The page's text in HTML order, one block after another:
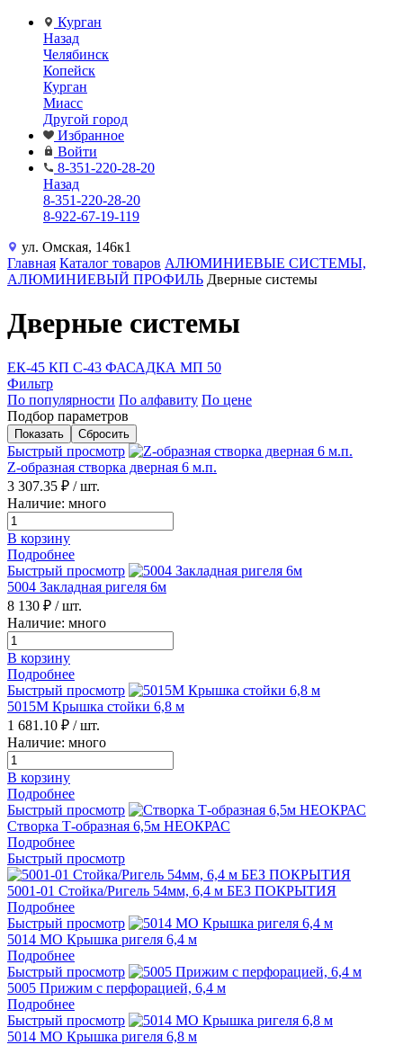
Курган
Назад
Челябинск
Копейск
Курган
Миасс
Другой город
Избранное
Войти
8-351-220-28-20
Назад
8-351-220-28-20
8-922-67-19-119
ул. Омская, 146к1
Главная Каталог товаров АЛЮМИНИЕВЫЕ СИСТЕМЫ,
АЛЮМИНИЕВЫЙ ПРОФИЛЬ Дверные системы
Дверные системы
ЕК-45 КП С-43 ФАСАДКА МП 50
Фильтр
По популярности По алфавиту По цене
Подбор параметров
Быстрый просмотр
Z-образная створка дверная 6 м.п.
3 307.35 ₽ / шт.
Наличие: много
В корзину
Подробнее
Быстрый просмотр
5004 Закладная ригеля 6м
8 130 ₽ / шт.
Наличие: много
В корзину
Подробнее
Быстрый просмотр
5015М Крышка стойки 6,8 м
1 681.10 ₽ / шт.
Наличие: много
В корзину
Подробнее
Быстрый просмотр
Створка Т-образная 6,5м НЕОКРАС
Подробнее
Быстрый просмотр
5001-01 Стойка/Ригель 54мм, 6,4 м БЕЗ ПОКРЫТИЯ
Подробнее
Быстрый просмотр
5014 МО Крышка ригеля 6,4 м
Подробнее
Быстрый просмотр
5005 Прижим с перфорацией, 6,4 м
Подробнее
Быстрый просмотр
5014 МО Крышка ригеля 6,8 м